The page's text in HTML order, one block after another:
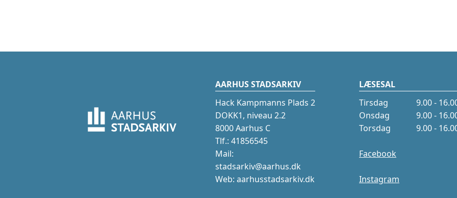
AARHUS STADSARKIV
Hack Kampmanns Plads 2
DOKK1, niveau 2.2
8000 Aarhus C
Tlf.: 41856545
Mail:
stadsarkiv@aarhus.dk
Web: aarhusstadsarkiv.dk
LÆSESAL
Tirsdag
9.00 -
Onsdag
9.00 -
Torsdag
9.00 -
Facebook
Instagram